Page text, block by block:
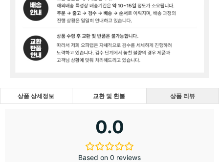
상품 상세정보 교환 및 환불 상품 리뷰
0.0
Based on 0 reviews